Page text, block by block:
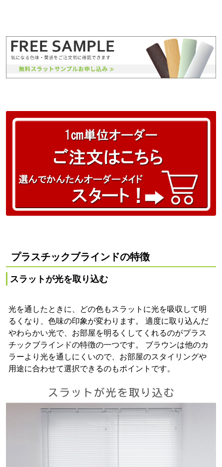
プラスチックブラインドの特徴
スラットが光を取り込む
光を通したときに、どの色もスラットに光を吸収して明
るくなり、色味の印象が変わります。 適度に取り込んだ
やわらかい光で、お部屋を明るくしてくれるのがプラス
チックブラインドの特徴の一つです。 ブラウンは他のカ
ラーより光を通しにくいので、お部屋のスタイリングや
用途に合わせて選択できるのもポイントです。